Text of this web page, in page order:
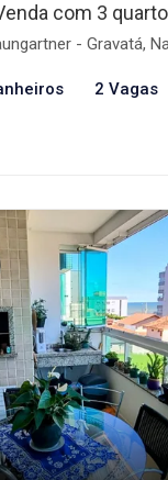
com 3
- Gravatá,
2 Vagas